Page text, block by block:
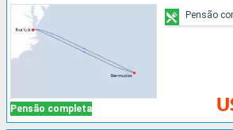
Pensão completa
Pensão